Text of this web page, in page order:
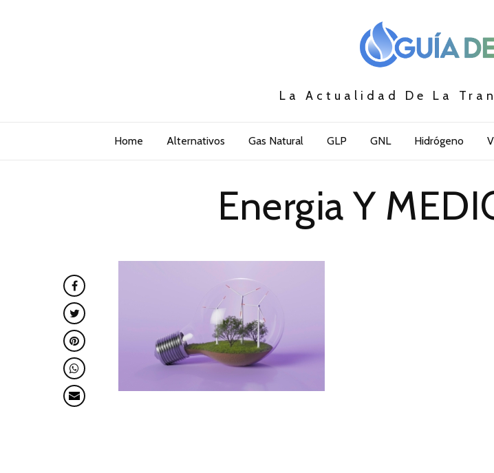
La Actualidad De La
Home Alternativos Gas Natural GLP GNL Hidrógeno
Energia Y